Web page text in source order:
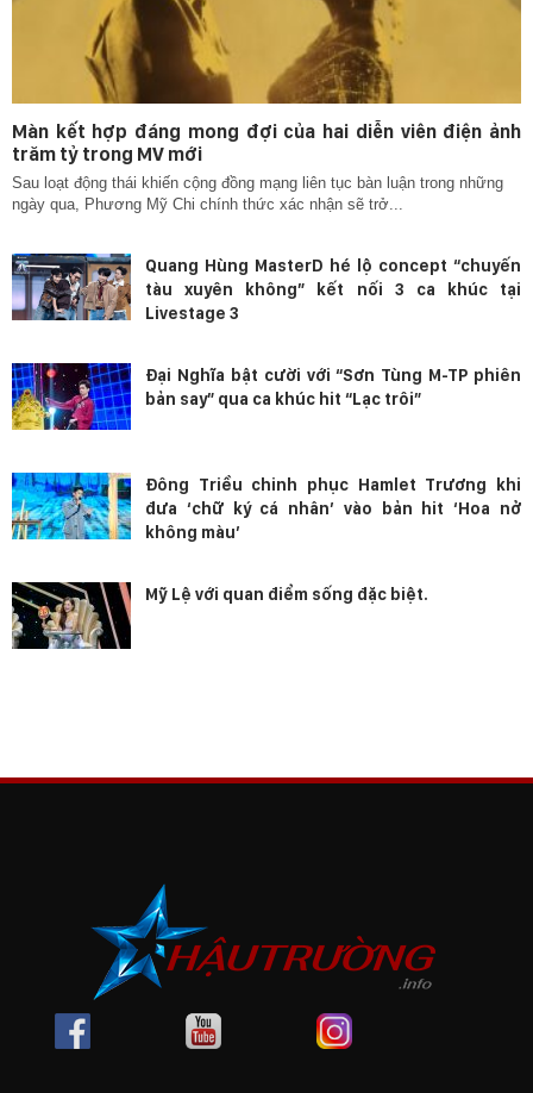
Màn kết hợp đáng mong đợi của hai diễn viên điện ảnh
trăm tỷ trong MV mới
Sau loạt động thái khiến cộng đồng mạng liên tục bàn luận trong những
ngày qua, Phương Mỹ Chi chính thức xác nhận sẽ trở...
Quang Hùng MasterD hé lộ concept “chuyến
tàu xuyên không” kết nối 3 ca khúc tại
Livestage 3
Đại Nghĩa bật cười với “Sơn Tùng M-TP phiên
bản say” qua ca khúc hit “Lạc trôi”
Đông Triều chinh phục Hamlet Trương khi
đưa ‘chữ ký cá nhân’ vào bản hit ‘Hoa nở
không màu’
Mỹ Lệ với quan điểm sống đặc biệt.